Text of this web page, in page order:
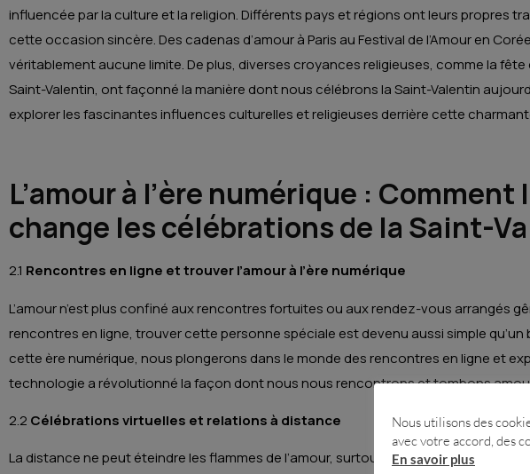
influencée par la culture et la religion. Différents pays et régions ont leurs propres
cette occasion sincère. Des cadenas d’amour à Paris au Festival de l’Amour en
véritablement aucune limite. De plus, diverses croyances religieuses, comme la fête
Saint-Valentin, ont façonné la manière dont nous célébrons la Saint-Valentin
explorer les fascinantes influences culturelles et religieuses derrière cette
L’amour à l’ère numérique :
change les célébrations de la Saint-
2.1 Rencontres en ligne et trouver l’amour à l’ère numérique
L’amour n’est plus confiné aux rencontres fortuites ou aux rendez-vous arrangés
rencontres en ligne, trouver cette personne spéciale est devenu aussi simple qu’un
cette ère numérique, nous plongerons dans le monde des rencontres en ligne et
technologie a révolutionné la façon dont nous nous rencontrons et tombons
2.2 Célébrations virtuelles et relations à distance
La distance ne peut éteindre les flammes de l’amour, surtout à l’âge des
Nous utilisons des
avec votre accord, des
En savoir plus